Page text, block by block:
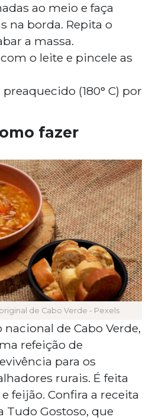
ao meio e faça
na borda. Repita o
a massa.
o leite e pincele as
(180° C) por
fazer
de Cabo Verde - Pexels
de Cabo Verde,
refeição de
para os
rurais. É feita
feijão. Confira a receita
Gostoso, que